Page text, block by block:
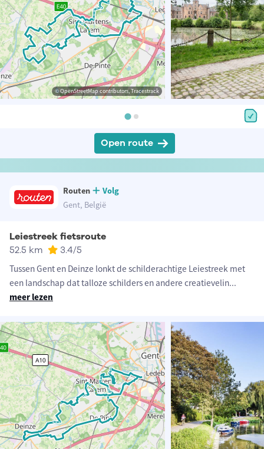
© OpenStreetMap contributors, Tracestrack
Open route
Routen
Volg
Gent, België
Leiestreek fietsroute
52.5 km 3.4/5
Tussen Gent en Deinze lonkt de schilderachtige Leiestreek met
een landschap dat talloze schilders en andere creatievelin...
meer lezen